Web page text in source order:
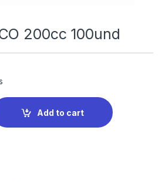
200cc 100und
Add to cart